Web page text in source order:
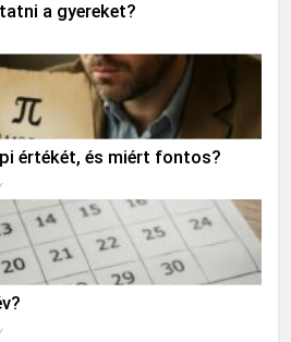
a gyereket?
értékét, és miért fontos?